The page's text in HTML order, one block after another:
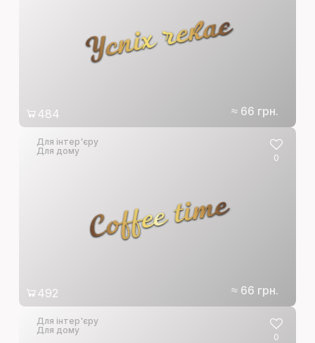
Успіх чекає
≈ 66 грн.
484
Coffee time
Для інтер'єру
Для дому
≈ 66 грн.
0
492
Для інтер'єру
Для дому
0